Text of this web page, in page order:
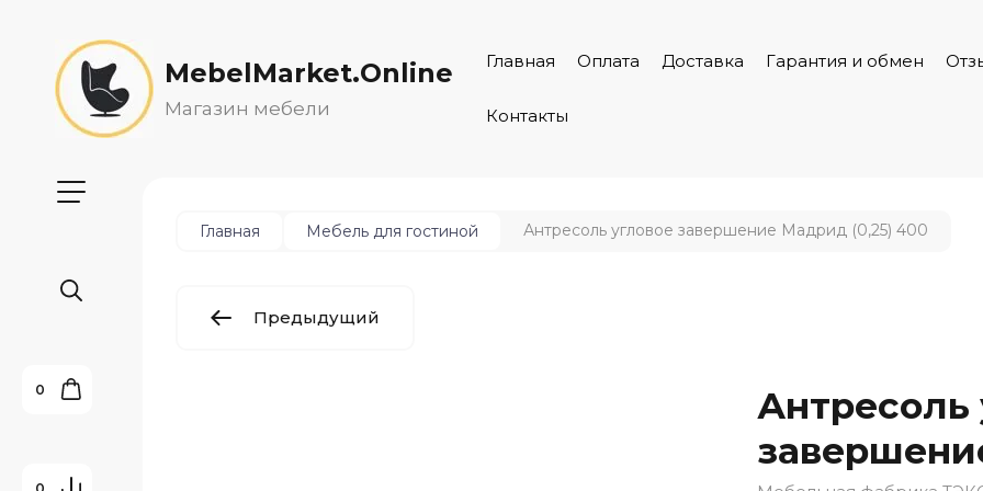
0
MebelMarket.Online
Магазин мебели
Главная Оплата Доставка Гарантия и обмен
Контакты
Главная Мебель для гостиной Антресоль угловое завершение Мадрид (0,25) 400
Предыдущий
Антресоль